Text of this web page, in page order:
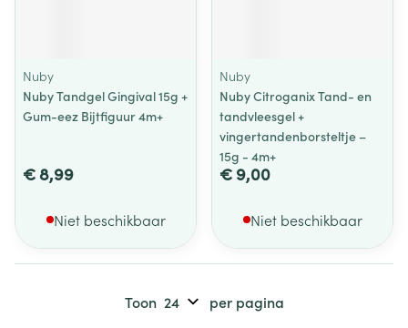
Nuby
Nuby Tandgel Gingival 15g +
Gum-eez Bijtfiguur 4m+
€ 8,99
Niet beschikbaar
Nuby
Nuby Citroganix Tand- en
tandvleesgel +
vingertandenborsteltje –
15g - 4m+
€ 9,00
Niet beschikbaar
Toon per pagina